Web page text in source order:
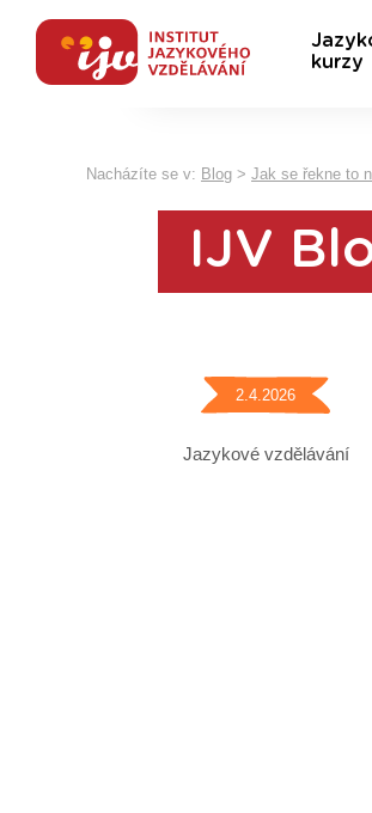
kurzy
Nacházíte se v: Blog > Jak se řekne to
IJV
2.4.2026
Jazykové vzdělávání